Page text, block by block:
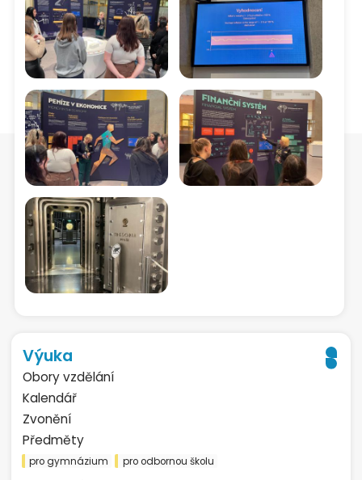
Výuka
Obory vzdělání
Kalendář
Zvonění
Předměty
pro gymnázium pro odbornou školu